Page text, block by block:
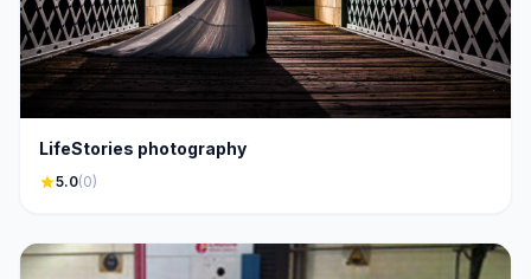
LifeStories photography
star5.0(0)